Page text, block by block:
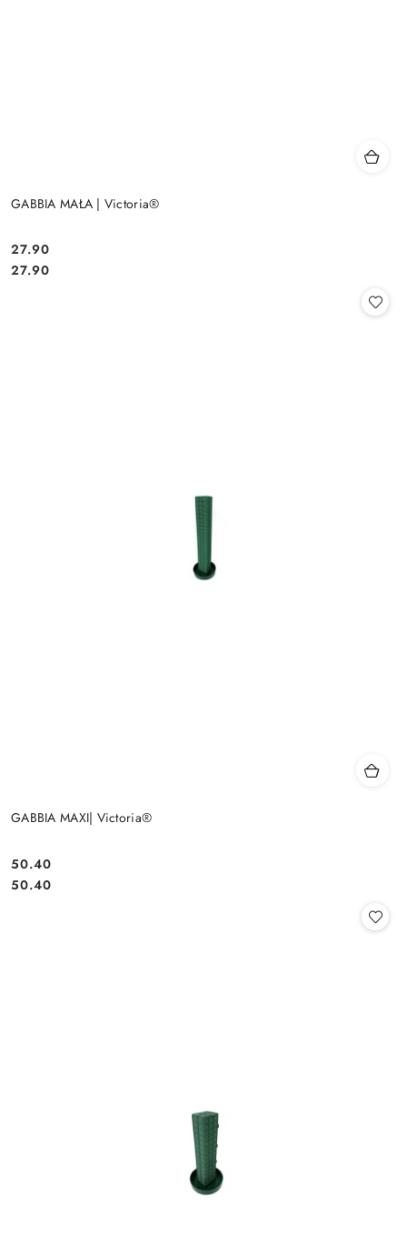
GABBIA MAŁA | Victoria®
Cena:
27.90
Cena:
27.90
GABBIA MAXI| Victoria®
Cena:
50.40
Cena:
50.40